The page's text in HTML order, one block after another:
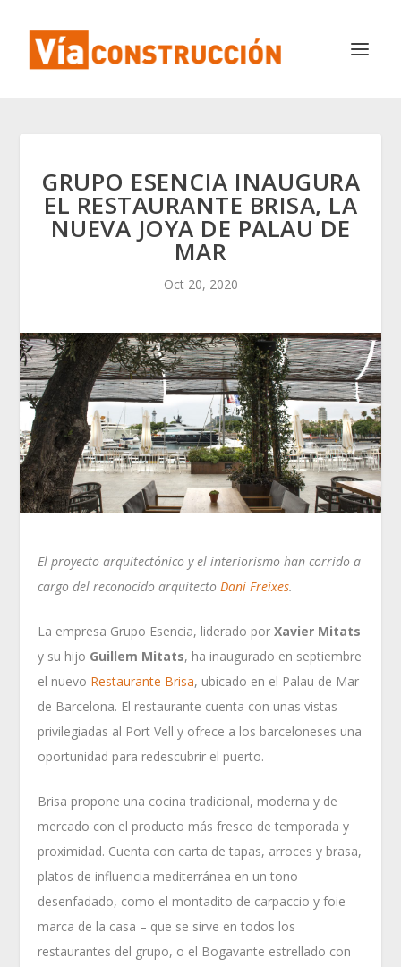
GRUPO ESENCIA INAUGURA
EL RESTAURANTE BRISA, LA
NUEVA JOYA DE PALAU DE
MAR
Oct 20, 2020
El proyecto arquitectónico y el interiorismo han corrido a
cargo del reconocido arquitecto Dani Freixes.
La empresa Grupo Esencia, liderado porXavier Mitats
y su hijo Guillem Mitats, ha inaugurado en septiembre
el nuevo Restaurante Brisa, ubicado en el Palau de Mar
de Barcelona. El restaurante cuenta con unas vistas
privilegiadas al Port Vell y ofrece a los barceloneses una
oportunidad para redescubrir el puerto.
Brisa propone una cocina tradicional, moderna y de
mercado con el producto más fresco de temporada y
proximidad. Cuenta con carta de tapas, arroces y brasa,
platos de influencia mediterránea en un tono
desenfadado, como el montadito de carpaccio y foie –
marca de la casa – que se sirve en todos los
restaurantes del grupo, o el Bogavante estrellado con